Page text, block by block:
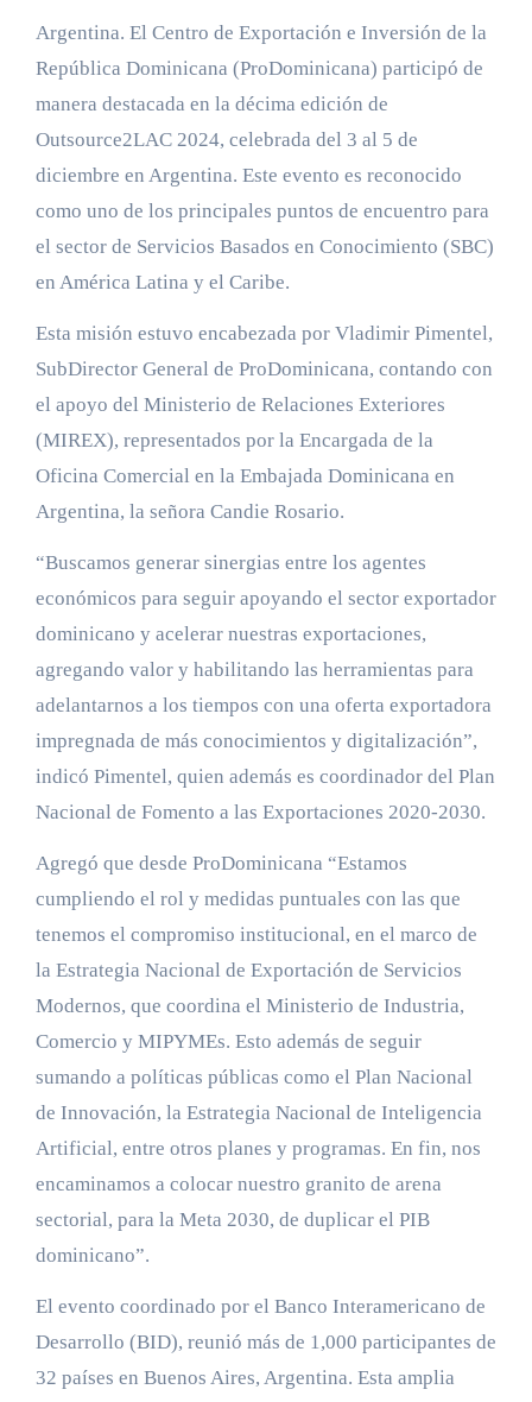
Argentina. El Centro de Exportación e Inversión de la
República Dominicana (ProDominicana) participó de
manera destacada en la décima edición de
Outsource2LAC 2024, celebrada del 3 al 5 de
diciembre en Argentina. Este evento es reconocido
como uno de los principales puntos de encuentro para
el sector de Servicios Basados en Conocimiento (SBC)
en América Latina y el Caribe.
Esta misión estuvo encabezada por Vladimir Pimentel,
SubDirector General de ProDominicana, contando con
el apoyo del Ministerio de Relaciones Exteriores
(MIREX), representados por la Encargada de la
Oficina Comercial en la Embajada Dominicana en
Argentina, la señora Candie Rosario.
“Buscamos generar sinergias entre los agentes
económicos para seguir apoyando el sector exportador
dominicano y acelerar nuestras exportaciones,
agregando valor y habilitando las herramientas para
adelantarnos a los tiempos con una oferta exportadora
impregnada de más conocimientos y digitalización”,
indicó Pimentel, quien además es coordinador del Plan
Nacional de Fomento a las Exportaciones 2020-2030.
Agregó que desde ProDominicana “Estamos
cumpliendo el rol y medidas puntuales con las que
tenemos el compromiso institucional, en el marco de
la Estrategia Nacional de Exportación de Servicios
Modernos, que coordina el Ministerio de Industria,
Comercio y MIPYMEs. Esto además de seguir
sumando a políticas públicas como el Plan Nacional
de Innovación, la Estrategia Nacional de Inteligencia
Artificial, entre otros planes y programas. En fin, nos
encaminamos a colocar nuestro granito de arena
sectorial, para la Meta 2030, de duplicar el PIB
dominicano”.
El evento coordinado por el Banco Interamericano de
Desarrollo (BID), reunió más de 1,000 participantes de
32 países en Buenos Aires, Argentina. Esta amplia